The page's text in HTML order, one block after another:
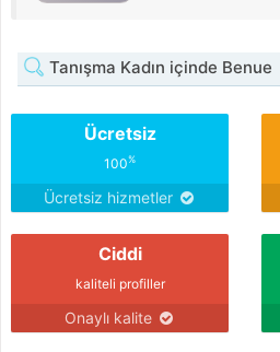
Tanışma Kadın içinde Benue
Ücretsiz
100%
Ücretsiz hizmetler
Ciddi
kaliteli profiller
Onaylı kalite